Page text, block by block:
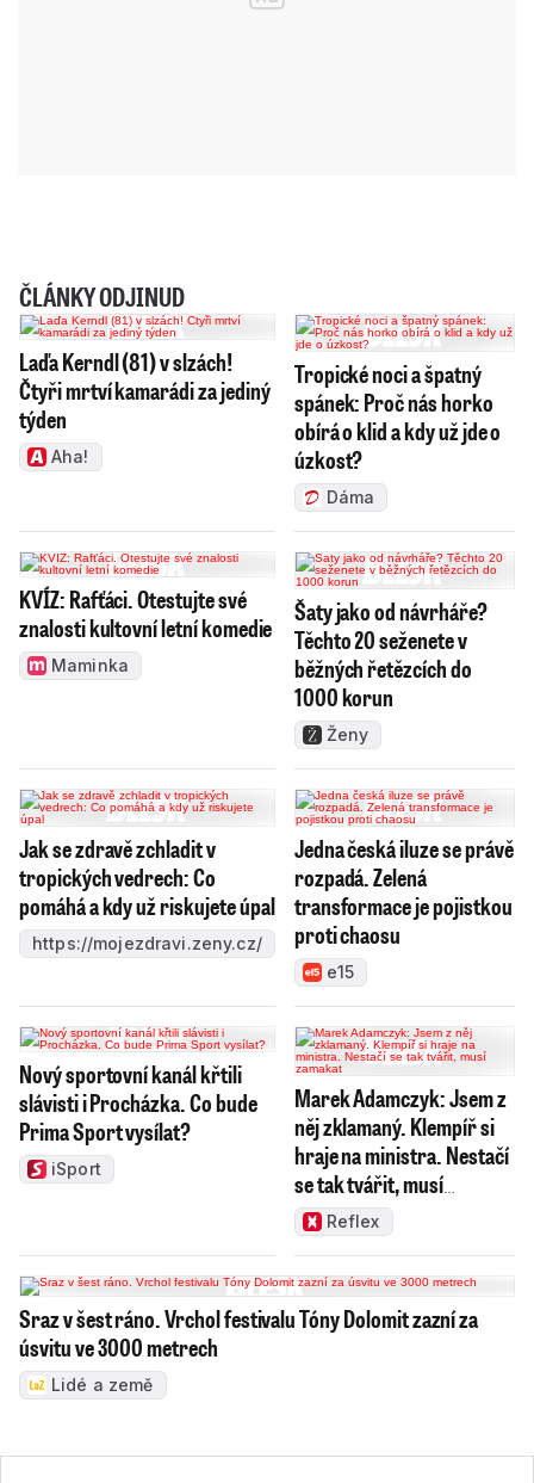
ČLÁNKY ODJINUD
Laďa Kerndl (81) v slzách!
Čtyři mrtví kamarádi za jediný
týden
Aha!
Tropické noci a špatný
spánek: Proč nás horko
obírá o klid a kdy už jde o
úzkost?
Dáma
KVÍZ: Rafťáci. Otestujte své
znalosti kultovní letní komedie
Maminka
Šaty jako od návrháře?
Těchto 20 seženete v
běžných řetězcích do
1000 korun
Ženy
Jak se zdravě zchladit v
tropických vedrech: Co
pomáhá a kdy už riskujete úpal
https://mojezdravi.zeny.cz/
Jedna česká iluze se právě
rozpadá. Zelená
transformace je pojistkou
proti chaosu
e15
Nový sportovní kanál křtili
slávisti i Procházka. Co bude
Prima Sport vysílat?
iSport
Marek Adamczyk: Jsem z
něj zklamaný. Klempíř si
hraje na ministra. Nestačí
se tak tvářit, musí
zamakat
Reflex
Sraz v šest ráno. Vrchol festivalu Tóny Dolomit zazní za
úsvitu ve 3000 metrech
Lidé a země